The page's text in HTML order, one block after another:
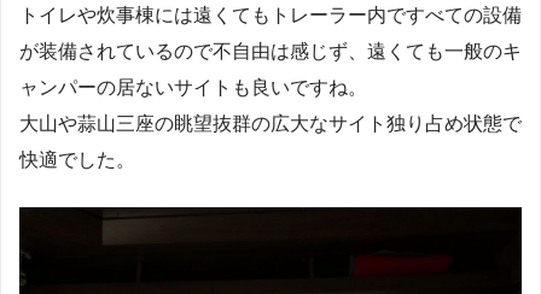
トイレや炊事棟には遠くてもトレーラー内ですべての設備
が装備されているので不自由は感じず、遠くても一般のキ
ャンパーの居ないサイトも良いですね。
大山や蒜山三座の眺望抜群の広大なサイト独り占め状態で
快適でした。